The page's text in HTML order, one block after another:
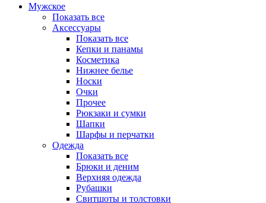
Мужское
Показать все
Аксессуары
Показать все
Кепки и панамы
Косметика
Нижнее белье
Носки
Очки
Прочее
Рюкзаки и сумки
Шапки
Шарфы и перчатки
Одежда
Показать все
Брюки и деним
Верхняя одежда
Рубашки
Свитшоты и толстовки